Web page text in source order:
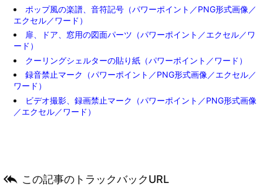
ポップ風の楽譜、音符記号（パワーポイント／PNG形式画像／
エクセル／ワード）
扉、ドア、窓用の図面パーツ（パワーポイント／エクセル／ワ
ード）
クーリングシェルターの貼り紙（パワーポイント／ワード）
録音禁止マーク（パワーポイント／PNG形式画像／エクセル／
ワード）
ビデオ撮影、録画禁止マーク（パワーポイント／PNG形式画像
／エクセル／ワード）
 この記事のトラックバックURL